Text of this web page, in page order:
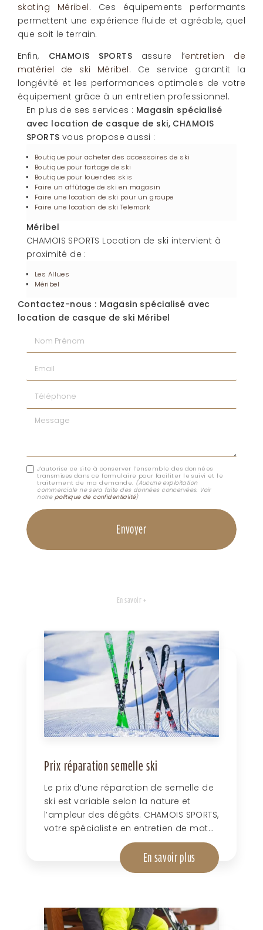
skating Méribel. Ces équipements performants
permettent une expérience fluide et agréable, quel
que soit le terrain.
Enfin, CHAMOIS SPORTS assure l’entretien de
matériel de ski Méribel. Ce service garantit la
longévité et les performances optimales de votre
équipement grâce à un entretien professionnel.
En plus de ses services : Magasin spécialisé
avec location de casque de ski, CHAMOIS
SPORTS vous propose aussi :
Boutique pour acheter des accessoires de ski
Boutique pour fartage de ski
Boutique pour louer des skis
Faire un affûtage de ski en magasin
Faire une location de ski pour un groupe
Faire une location de ski Telemark
Méribel
CHAMOIS SPORTS Location de ski intervient à
proximité de :
Les Allues
Méribel
Contactez-nous : Magasin spécialisé avec
location de casque de ski Méribel
Nom Prénom
Email
Téléphone
Message
J'autorise ce site à conserver l'ensemble des données
transmises dans ce formulaire pour faciliter le suivi et le
traitement de ma demande. (Aucune exploitation
commerciale ne sera faite des données concervées. Voir
notre politique de confidentialité)
En savoir +
Prix réparation semelle ski
Le prix d’une réparation de semelle de
ski est variable selon la nature et
l’ampleur des dégâts. CHAMOIS SPORTS,
votre spécialiste en entretien de mat...
En savoir plus